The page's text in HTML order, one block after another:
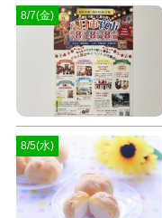
8/7(金)
8/5(水)